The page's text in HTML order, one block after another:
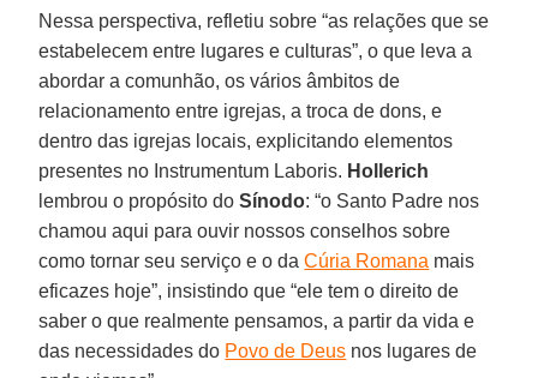
Nessa perspectiva, refletiu sobre “as relações que se
estabelecem entre lugares e culturas”, o que leva a
abordar a comunhão, os vários âmbitos de
relacionamento entre igrejas, a troca de dons, e
dentro das igrejas locais, explicitando elementos
presentes no Instrumentum Laboris. Hollerich
lembrou o propósito doSínodo: “o Santo Padre nos
chamou aqui para ouvir nossos conselhos sobre
como tornar seu serviço e o daCúria Romana mais
eficazes hoje”, insistindo que “ele tem o direito de
saber o que realmente pensamos, a partir da vida e
das necessidades do Povo de Deus nos lugares de